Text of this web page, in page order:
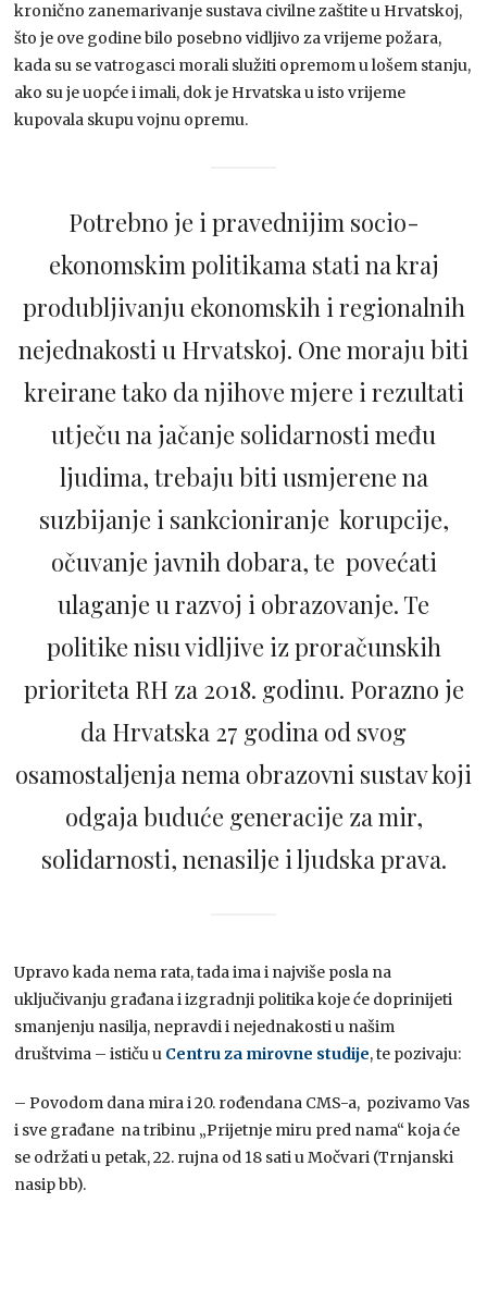
kronično zanemarivanje sustava civilne zaštite u Hrvatskoj,
što je ove godine bilo posebno vidljivo za vrijeme požara,
kada su se vatrogasci morali služiti opremom u lošem stanju,
ako su je uopće i imali, dok je Hrvatska u isto vrijeme
kupovala skupu vojnu opremu.
Potrebno je i pravednijim socio-
ekonomskim politikama stati na kraj
produbljivanju ekonomskih i regionalnih
nejednakosti u Hrvatskoj. One moraju biti
kreirane tako da njihove mjere i rezultati
utječu na jačanje solidarnosti među
ljudima, trebaju biti usmjerene na
suzbijanje i sankcioniranje korupcije,
očuvanje javnih dobara, te povećati
ulaganje u razvoj i obrazovanje. Te
politike nisu vidljive iz proračunskih
prioriteta RH za 2018. godinu. Porazno je
da Hrvatska 27 godina od svog
osamostaljenja nema obrazovni sustav koji
odgaja buduće generacije za mir,
solidarnosti, nenasilje i ljudska prava.
Upravo kada nema rata, tada ima i najviše posla na
uključivanju građana i izgradnji politika koje će doprinijeti
smanjenju nasilja, nepravdi i nejednakosti u našim
društvima – ističu u Centru za mirovne studije, te pozivaju:
– Povodom dana mira i 20. rođendana CMS-a, pozivamo Vas
i sve građane na tribinu „Prijetnje miru pred nama“ koja će
se održati u petak, 22. rujna od 18 sati u Močvari (Trnjanski
nasip bb).